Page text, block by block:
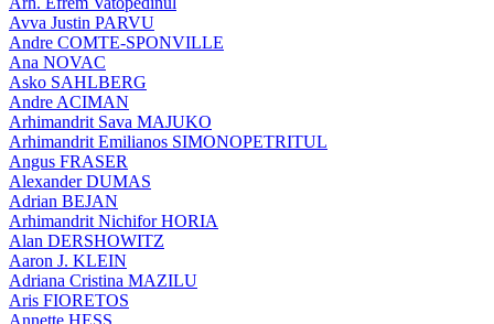
Avva Justin PARVU
Andre COMTE-SPONVILLE
Ana NOVAC
Asko SAHLBERG
Andre ACIMAN
Arhimandrit Sava MAJUKO
Arhimandrit Emilianos SIMONOPETRITUL
Angus FRASER
Alexander DUMAS
Adrian BEJAN
Arhimandrit Nichifor HORIA
Alan DERSHOWITZ
Aaron J. KLEIN
Adriana Cristina MAZILU
Aris FIORETOS
Annette HESS